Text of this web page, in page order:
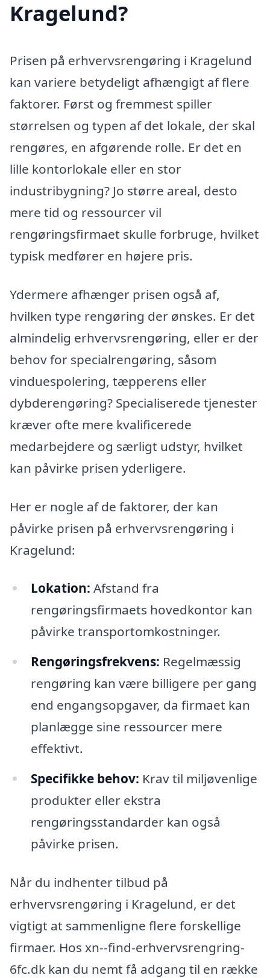
Kragelund?
Prisen på erhvervsrengøring i Kragelund
kan variere betydeligt afhængigt af flere
faktorer. Først og fremmest spiller
størrelsen og typen af det lokale, der skal
rengøres, en afgørende rolle. Er det en
lille kontorlokale eller en stor
industribygning? Jo større areal, desto
mere tid og ressourcer vil
rengøringsfirmaet skulle forbruge, hvilket
typisk medfører en højere pris.
Ydermere afhænger prisen også af,
hvilken type rengøring der ønskes. Er det
almindelig erhvervsrengøring, eller er der
behov for specialrengøring, såsom
vinduespolering, tæpperens eller
dybderengøring? Specialiserede tjenester
kræver ofte mere kvalificerede
medarbejdere og særligt udstyr, hvilket
kan påvirke prisen yderligere.
Her er nogle af de faktorer, der kan
påvirke prisen på erhvervsrengøring i
Kragelund:
Lokation: Afstand fra
rengøringsfirmaets hovedkontor kan
påvirke transportomkostninger.
Rengøringsfrekvens: Regelmæssig
rengøring kan være billigere per gang
end engangsopgaver, da firmaet kan
planlægge sine ressourcer mere
effektivt.
Specifikke behov: Krav til miljøvenlige
produkter eller ekstra
rengøringsstandarder kan også
påvirke prisen.
Når du indhenter tilbud på
erhvervsrengøring i Kragelund, er det
vigtigt at sammenligne flere forskellige
firmaer. Hos xn--find-erhvervsrengring-
6fc.dk kan du nemt få adgang til en række